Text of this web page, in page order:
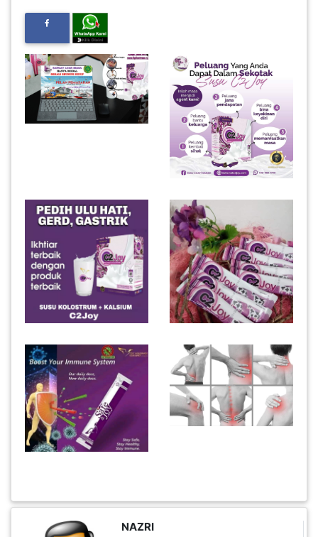
NAZRI
INFAK(0)
TUDUNG(0)
ARTIKEL(14)
DIGITAL(29)
MAKANAN(25)
PERNIAGAAN(41)
KENDERAAN(6)
ELEKTRONIK(5)
SUKAN/HOBI(2)
PELANCONGAN(1)